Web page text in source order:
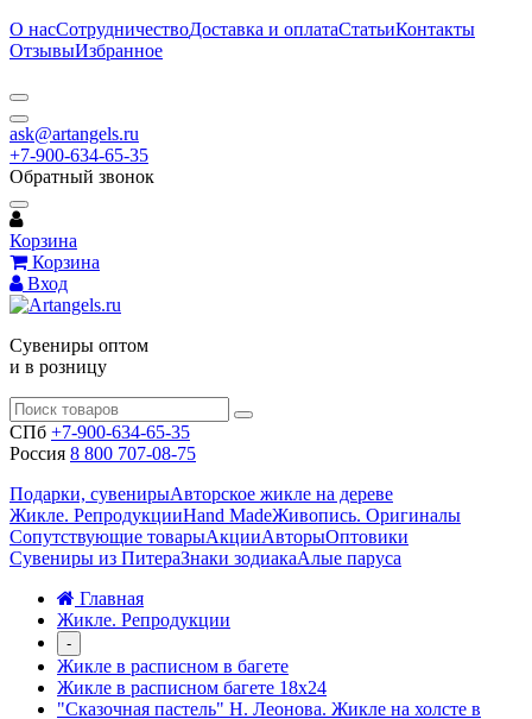
О насСотрудничествоДоставка и оплатаСтатьиКонтакты
ОтзывыИзбранное
ask@artangels.ru
+7-900-634-65-35
Обратный звонок
Корзина
Корзина
Вход
Сувениры оптом
и в розницу
СПб +7-900-634-65-35
Россия 8 800 707-08-75
Подарки, сувенирыАвторское жикле на дереве
Жикле. РепродукцииHand MadeЖивопись. Оригиналы
Сопутствующие товарыАкцииАвторыОптовики
Сувениры из ПитераЗнаки зодиакаАлые паруса
Главная
Жикле. Репродукции
-
Жикле в расписном в багете
Жикле в расписном багете 18х24
"Сказочная пастель" Н. Леонова. Жикле на холсте в